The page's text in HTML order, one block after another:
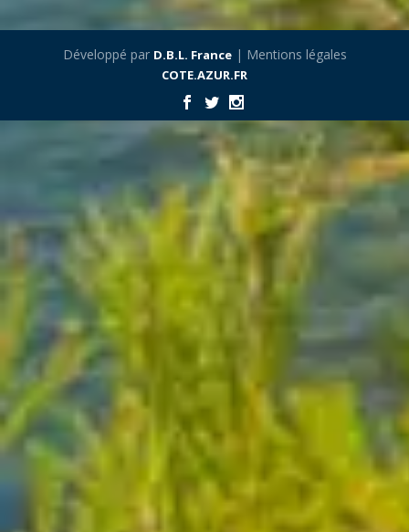
Développé par D.B.L. France| Mentions légales
COTE.AZUR.FR